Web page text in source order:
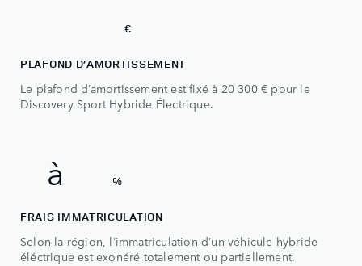
€
PLAFOND D’AMORTISSEMENT
Le plafond d’amortissement est fixé à 20 300 € pour le
Discovery Sport Hybride Électrique.
à
2
3
4
0 à 50 %
FRAIS IMMATRICULATION
Selon la région, l’immatriculation d’un véhicule hybride
éléctrique est exonéré totalement ou partiellement.